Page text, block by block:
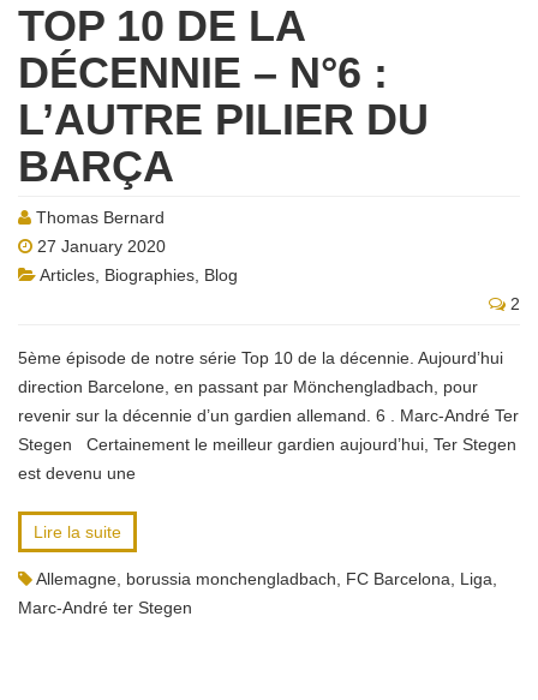
TOP 10 DE LA
DÉCENNIE – N°6 :
L’AUTRE PILIER DU
BARÇA
Thomas Bernard
27 January 2020
Articles Biographies Blog
2
5ème épisode de notre série Top 10 de la décennie. Aujourd’hui
direction Barcelone, en passant par Mönchengladbach, pour
revenir sur la décennie d’un gardien allemand. 6 . Marc-André Ter
Stegen Certainement le meilleur gardien aujourd’hui, Ter Stegen
est devenu une
Lire la suite
Allemagne borussia monchengladbach FC Barcelona Liga
Marc-André ter Stegen